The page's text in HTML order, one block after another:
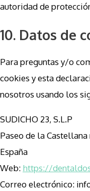
autoridad de
10. Datos de
Para preguntas y/o
cookies y esta
nosotros usando los
SUDICHO 23, S.L.P
Paseo de la
España
Web: https://
Correo electrónico: